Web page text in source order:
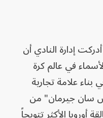
موسم 2022/2023، أدركت إدارة النادي أن
في عالم كرة
علامة تجارية
سان جيرمان" من